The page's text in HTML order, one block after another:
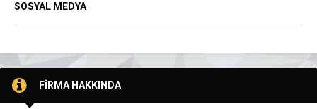
SOSYAL MEDYA
FİRMA HAKKINDA